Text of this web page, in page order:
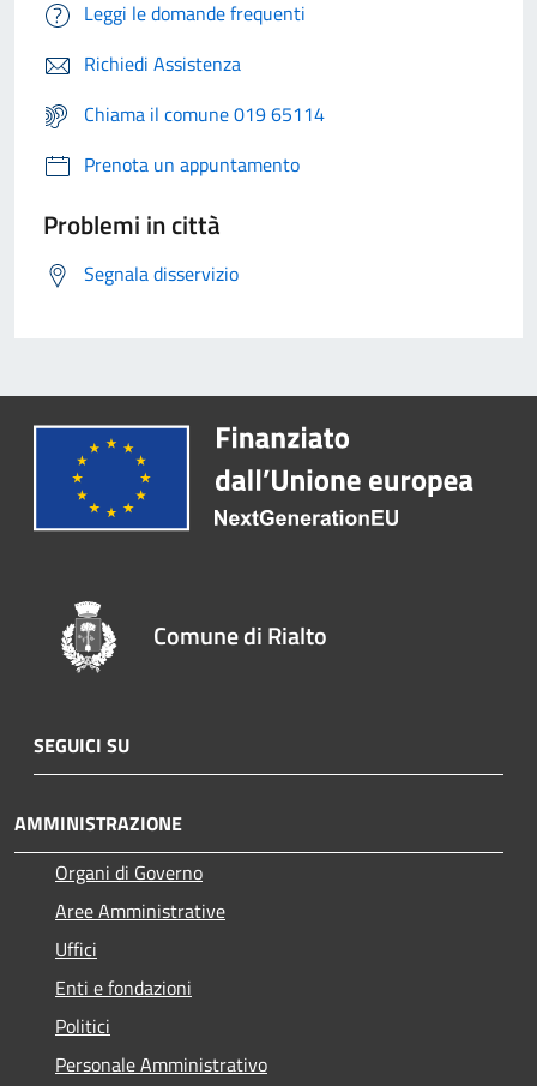
Leggi le domande frequenti
Richiedi Assistenza
Chiama il comune 019 65114
Prenota un appuntamento
Problemi in città
Segnala disservizio
Comune di Rialto
SEGUICI SU
AMMINISTRAZIONE
Organi di Governo
Aree Amministrative
Uffici
Enti e fondazioni
Politici
Personale Amministrativo